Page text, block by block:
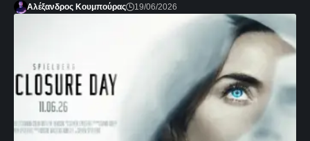
Αλέξανδρος Κουμπούρας 19/06/2026